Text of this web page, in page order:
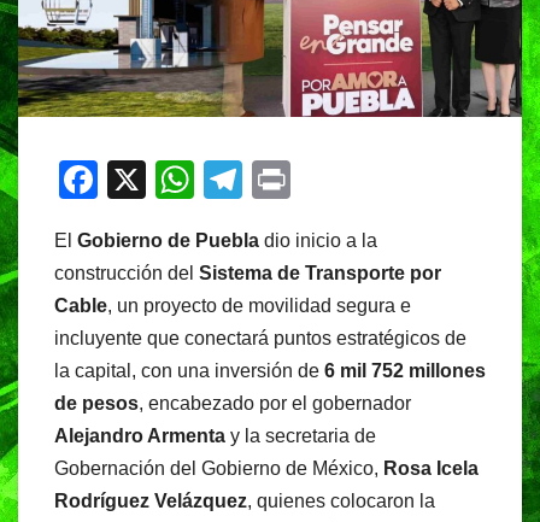
F
c
e
b
o
o
k
X
W
at
s
A
p
p
T
e
gr
a
m
t
El Gobierno de Puebla dio inicio a la
construcción del Sistema de Transporte por
Cable, un proyecto de movilidad segura e
incluyente que conectará puntos estratégicos de
la capital, con una inversión de 6 mil 752 millones
de pesos, encabezado por el gobernador
Alejandro Armenta y la secretaria de
Gobernación del Gobierno de México, Rosa Icela
Rodríguez Velázquez, quienes colocaron la